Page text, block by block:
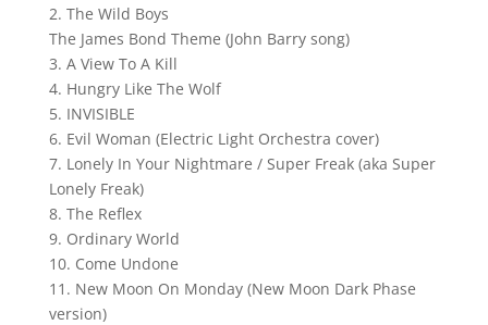
2. The Wild Boys
The James Bond Theme (John Barry song)
3. A View To A Kill
4. Hungry Like The Wolf
5. INVISIBLE
6. Evil Woman (Electric Light Orchestra cover)
7. Lonely In Your Nightmare / Super Freak (aka Super
Lonely Freak)
8. The Reflex
9. Ordinary World
10. Come Undone
11. New Moon On Monday (New Moon Dark Phase
version)